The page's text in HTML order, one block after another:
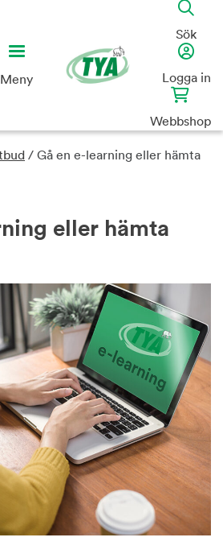
Meny
Sök
Logga in
Webbshop
/ Gå en e-learning eller hämta
eller hämta